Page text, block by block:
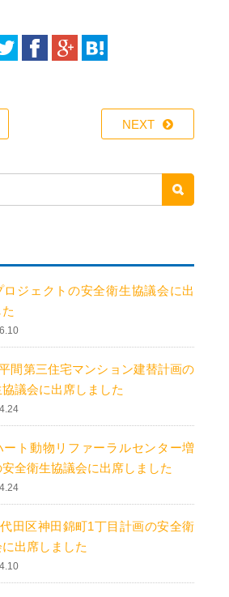
NEXT
ロジェクトの安全衛生協議会に出
間第三住宅マンション建替計画の
議会に出席しました
ート動物リファーラルセンター増
全衛生協議会に出席しました
田区神田錦町1丁目計画の安全衛
出席しました